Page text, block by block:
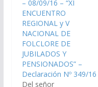
30 de septiembre y los
días 01 y 02 de octubre
del presente año en la
ciudad de Rosario…
– 08/09/16 – “XI
ENCUENTRO
REGIONAL y V
NACIONAL DE
FOLCLORE DE
JUBILADOS Y
PENSIONADOS” –
Declaración Nº 349/16
Del señor